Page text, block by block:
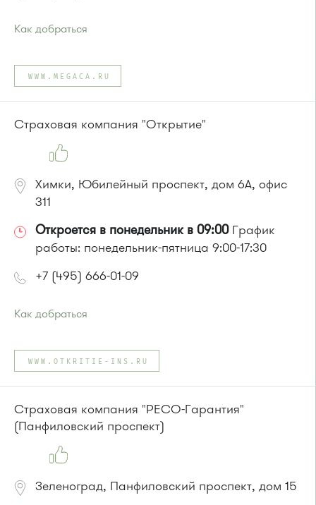
Как добраться
Автобусы № 2, 3, 9, 11, 19, 31, 32.
Маршрутка № 409м, 419м
или до остановки"Южная промзона":
WWW.MEGACA.RU
Страховая компания "Открытие"
Химки, Юбилейный проспект, дом 6А, офис
311
Откроется в понедельник в 09:00График
работы: понедельник-пятница 9:00-17:30
+7 (495) 666-01-09
Как добраться
Автобусы № 5, 30, 43, 342, 400, 817, 851.
Маршрутка № 431м, 476м
или до остановки"Нагорное шоссе":
Маршрутка № 431м, 476м
WWW.OTKRITIE-INS.RU
Страховая компания "РЕСО-Гарантия"
(Панфиловский проспект)
Зеленоград, Панфиловский проспект, дом 15